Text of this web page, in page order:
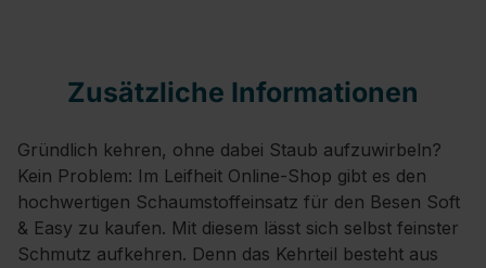
Zusätzliche Informationen
Gründlich kehren, ohne dabei Staub aufzuwirbeln?
Kein Problem: Im Leifheit Online-Shop gibt es den
hochwertigen Schaumstoffeinsatz für den Besen Soft
& Easy zu kaufen. Mit diesem lässt sich selbst feinster
Schmutz aufkehren. Denn das Kehrteil besteht aus